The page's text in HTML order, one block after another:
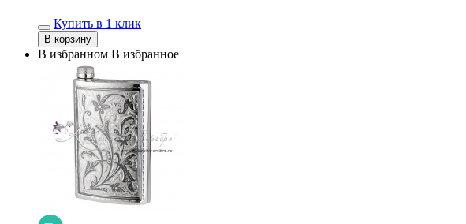
Купить в 1 клик
В избранном В избранное